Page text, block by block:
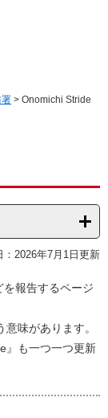
署 > Onomichi Stride
：2026年7月1日更新
報告するページ
味があります。
』も一つ一つ更新